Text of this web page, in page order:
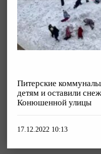
Питерские
детям и оставили
Конюшенной улицы
17.12.2022 10:13